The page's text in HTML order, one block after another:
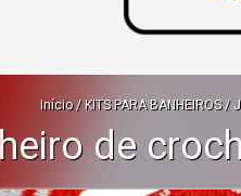
Início / KITS PARA BANHEIROS /
de